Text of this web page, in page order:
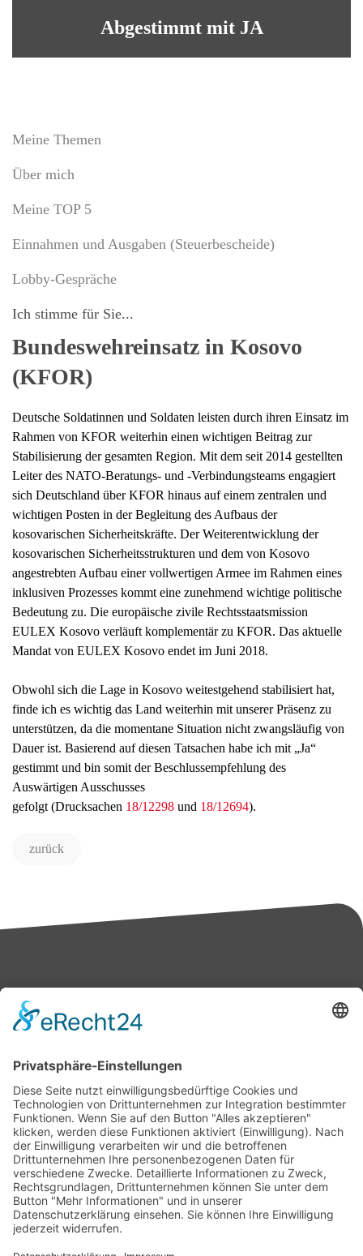
Abgestimmt mit JA
Meine Themen
Über mich
Meine TOP 5
Einnahmen und Ausgaben (Steuerbescheide)
Lobby-Gespräche
Ich stimme für Sie...
Bundeswehreinsatz in Kosovo
(KFOR)
Deutsche Soldatinnen und Soldaten leisten durch ihren Einsatz im
Rahmen von KFOR weiterhin einen wichtigen Beitrag zur
Stabilisierung der gesamten Region. Mit dem seit 2014 gestellten
Leiter des NATO-Beratungs- und -Verbindungsteams engagiert
sich Deutschland über KFOR hinaus auf einem zentralen und
wichtigen Posten in der Begleitung des Aufbaus der
kosovarischen Sicherheitskräfte. Der Weiterentwicklung der
kosovarischen Sicherheitsstrukturen und dem von Kosovo
angestrebten Aufbau einer vollwertigen Armee im Rahmen eines
inklusiven Prozesses kommt eine zunehmend wichtige politische
Bedeutung zu. Die europäische zivile Rechtsstaatsmission
EULEX Kosovo verläuft komplementär zu KFOR. Das aktuelle
Mandat von EULEX Kosovo endet im Juni 2018.
Obwohl sich die Lage in Kosovo weitestgehend stabilisiert hat,
finde ich es wichtig das Land weiterhin mit unserer Präsenz zu
unterstützen, da die momentane Situation nicht zwangsläufig von
Dauer ist. Basierend auf diesen Tatsachen habe ich mit „Ja“
gestimmt und bin somit der Beschlussempfehlung des
Auswärtigen Ausschusses
gefolgt (Drucksachen 18/12298 und 18/12694).
zurück
Mitglied des Deutschen Bundestages
Presse & Downloads
Pressemitteilungen
Pressefotos
BASis Info
Newsletter-Abo